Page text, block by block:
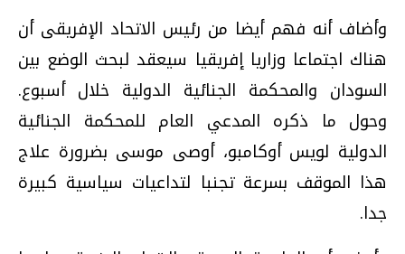
وأضاف أنه فهم أيضا من رئيس الاتحاد الإفريقى أن
هناك اجتماعا وزاريا إفريقيا سيعقد لبحث الوضع بين
السودان والمحكمة الجنائية الدولية خلال أسبوع.
وحول ما ذكره المدعي العام للمحكمة الجنائية
الدولية لويس أوكامبو، أوصى موسى بضرورة علاج
هذا الموقف بسرعة تجنبا لتداعيات سياسية كبيرة
جدا.